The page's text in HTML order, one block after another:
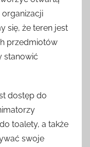
się, że teren jest
przedmiotów
stanowić
dostęp do
toalety, a także
swoje